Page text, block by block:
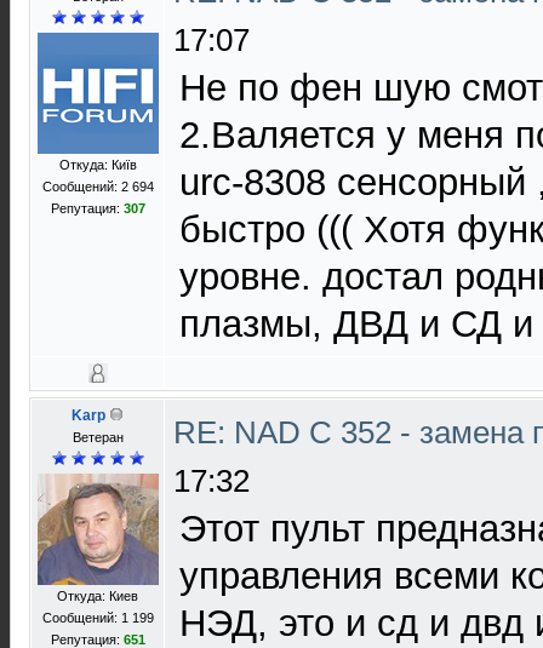
Откуда: Київ
Сообщений: 2 694
Репутация: 307
17:07
Не по фен шую
2.Валяется у меня
urc-8308 сенсорный
быстро ((( Хотя
уровне. достал
плазмы, ДВД и СД и
Karp
Ветеран
Откуда: Киев
Сообщений: 1 199
Репутация: 651
RE: NAD C 352 - замена
17:32
Этот пульт
управления всеми
НЭД, это и сд и двд